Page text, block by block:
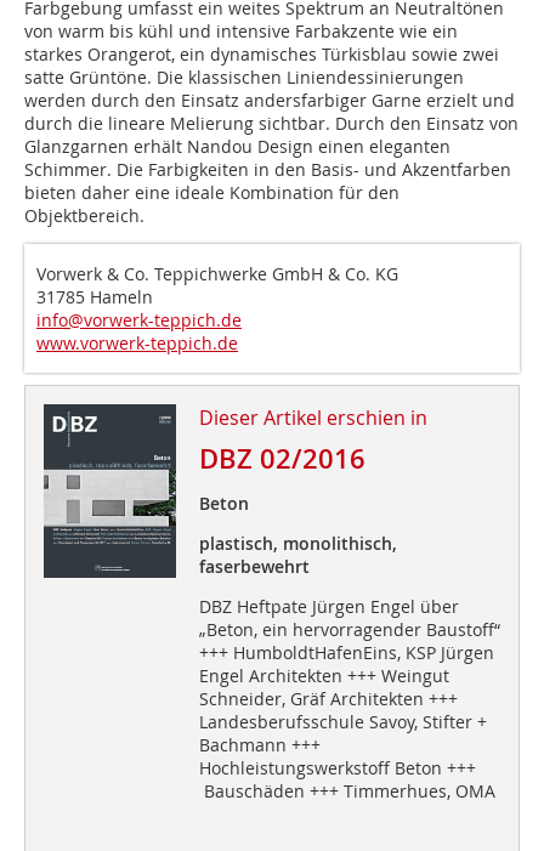
Farbgebung umfasst ein weites Spektrum an Neutraltönen
von warm bis kühl und intensive Farbakzente wie ein
starkes Orangerot, ein dynamisches Türkisblau sowie zwei
satte Grüntöne. Die klassischen Liniendessinierungen
werden durch den Einsatz andersfarbiger Garne erzielt und
durch die lineare Melierung sichtbar. Durch den Einsatz von
Glanzgarnen erhält Nandou Design einen eleganten
Schimmer. Die Farbigkeiten in den Basis- und Akzentfarben
bieten daher eine ideale Kombination für den
Objektbereich.
Vorwerk & Co. Teppichwerke GmbH & Co. KG
31785 Hameln
info@vorwerk-teppich.de
www.vorwerk-teppich.de
Dieser Artikel erschien in
DBZ 02/2016
Beton
plastisch, monolithisch,
faserbewehrt
DBZ Heftpate Jürgen Engel über
„Beton, ein hervorragender Baustoff“
+++ HumboldtHafenEins, KSP Jürgen
Engel Architekten +++ Weingut
Schneider, Gräf Architekten +++
Landesberufsschule Savoy, Stifter +
Bachmann +++
Hochleistungswerkstoff Beton +++
Bauschäden +++ Timmerhues, OMA